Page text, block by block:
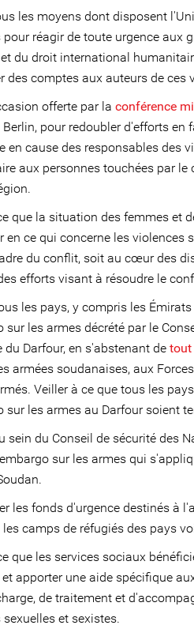
les moyens dont disposent
pour réagir de toute urgence aux
du droit international
des comptes aux auteurs de ces
offerte par la conférence
pour redoubler d'efforts en
en cause des responsables des
aux personnes touchées par
que la situation des femmes et
en ce qui concerne les violences
du conflit, soit au cœur des
efforts visant à résoudre le
les pays, y compris les
sur les armes décrété par le
du Darfour, en s'abstenant de tout
armées soudanaises, aux
Veiller à ce que tous les
sur les armes au Darfour soient
sein du Conseil de sécurité des
sur les armes qui
les fonds d'urgence destinés à
camps de réfugiés des pays
que les services sociaux
et apporter une aide spécifique
de traitement et
et sexistes.